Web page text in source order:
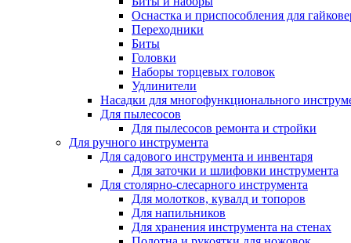
Оснастка и приспособления для
Переходники
Биты
Головки
Наборы торцевых головок
Удлинители
Насадки для многофункционального
Для пылесосов
Для пылесосов ремонта и стройки
Для ручного инструмента
Для садового инструмента и инвентаря
Для заточки и шлифовки инструмента
Для столярно-слесарного инструмента
Для молотков, кувалд и топоров
Для напильников
Для хранения инструмента на стенах